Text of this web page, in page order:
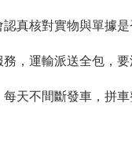
真核對實物與單據是
，運輸派送全包，要
天不間斷發車，拼車